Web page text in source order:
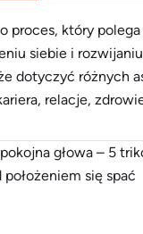
proces, który polega
siebie i
dotyczyć różnych
relacje,
poznawaniu
stron oraz na